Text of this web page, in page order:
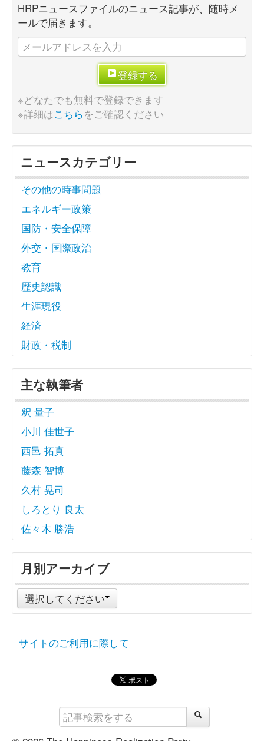
HRPニュースファイルのニュース記事が、随時メ
ールで届きます。
登録する
※どなたでも無料で登録できます
※詳細はこちらをご確認ください
ニュースカテゴリー
その他の時事問題
エネルギー政策
国防・安全保障
外交・国際政治
教育
歴史認識
生涯現役
経済
財政・税制
主な執筆者
釈 量子
小川 佳世子
西邑 拓真
藤森 智博
久村 晃司
しろとり 良太
佐々木 勝浩
月別アーカイブ
選択してください
サイトのご利用に際して